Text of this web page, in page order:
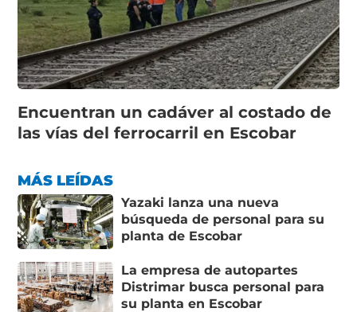
Encuentran un cadáver al costado de
las vías del ferrocarril en Escobar
MÁS LEÍDAS
Yazaki lanza una nueva
búsqueda de personal para su
planta de Escobar
La empresa de autopartes
Distrimar busca personal para
su planta en Escobar